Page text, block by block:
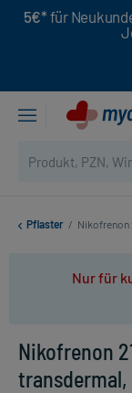
5€* für
Pflaster / Nikofrenon
Nur für
Nikofrenon
transdermal,